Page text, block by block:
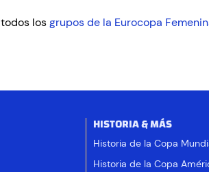
losgrupos de la Eurocopa
HISTORIA & MÁS
Historia de la Copa
Historia de la Copa